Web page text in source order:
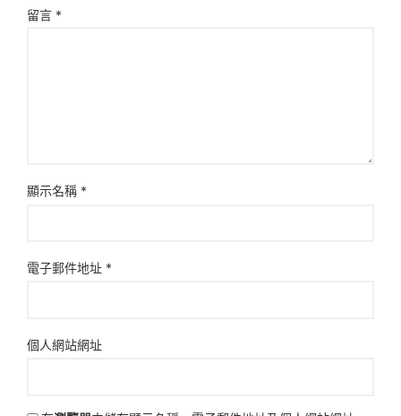
留言 *
顯示名稱 *
電子郵件地址 *
個人網站網址